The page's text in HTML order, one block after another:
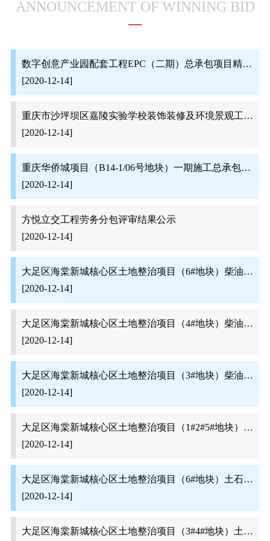
ANNOUNCEMENT OF WINNING BID
数字创意产业园配套工程EPC（二期）总承包项目精装修（软装）专业分包评审结果公示
[2020-12-14]
重庆市沙坪坝区嘉陵实验学校装饰装修及环境景观工程景观材料评审结果公示
[2020-12-14]
重庆华侨城项目（B14-1/06号地块）一期施工总承包一标段项目湿拌砂浆采购评审结果公示
[2020-12-14]
方悦立交工程劳务分包评审结果公示
[2020-12-14]
大足区海棠新城核心区土地整治项目（6#地块）柴油采购评审结果公示
[2020-12-14]
大足区海棠新城核心区土地整治项目（4#地块）柴油采购评审结果公示
[2020-12-14]
大足区海棠新城核心区土地整治项目（3#地块）柴油采购评审结果公示
[2020-12-14]
大足区海棠新城核心区土地整治项目（1#2#5#地块）柴油采购评审结果公示
[2020-12-14]
大足区海棠新城核心区土地整治项目（6#地块）土石方专业分包评审结果公示
[2020-12-14]
大足区海棠新城核心区土地整治项目（3#4#地块）土石方专业分包评审结果公示